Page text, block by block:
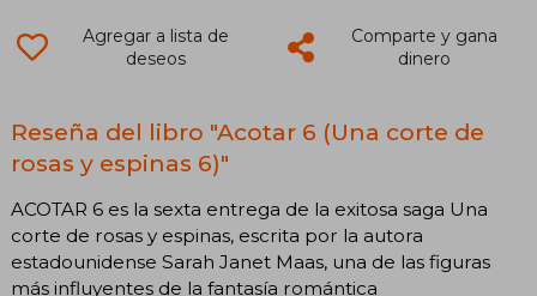
Agregar a lista de
deseos
Comparte y gana
dinero
Reseña del libro "Acotar 6 (Una corte de
rosas y espinas 6)"
ACOTAR 6 es la sexta entrega de la exitosa saga Una
corte de rosas y espinas, escrita por la autora
estadounidense Sarah Janet Maas, una de las figuras
más influyentes de la fantasía romántica